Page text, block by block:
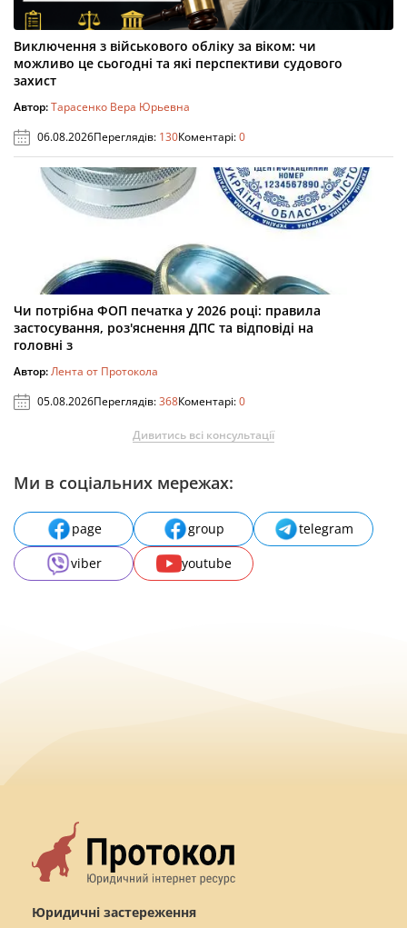
Виключення з військового обліку за віком: чи
можливо це сьогодні та які перспективи судового
захист
Автор:Тарасенко Вера Юрьевна
06.08.2026Переглядів: 130Коментарі:0
Чи потрібна ФОП печатка у 2026 році: правила
застосування, роз'яснення ДПС та відповіді на
головні з
Автор:Лента от Протокола
05.08.2026Переглядів:368Коментарі:0
Дивитись всі консультації
Ми в соціальних мережах:
page group
telegram
viber
youtube
Юридичні застереження